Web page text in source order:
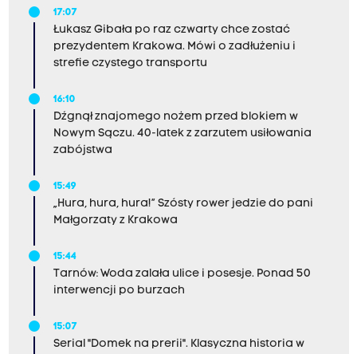
17:07
Łukasz Gibała po raz czwarty chce zostać
prezydentem Krakowa. Mówi o zadłużeniu i
strefie czystego transportu
16:10
Dźgnął znajomego nożem przed blokiem w
Nowym Sączu. 40-latek z zarzutem usiłowania
zabójstwa
15:49
„Hura, hura, hura!” Szósty rower jedzie do pani
Małgorzaty z Krakowa
15:44
Tarnów: Woda zalała ulice i posesje. Ponad 50
interwencji po burzach
15:07
Serial "Domek na prerii". Klasyczna historia w